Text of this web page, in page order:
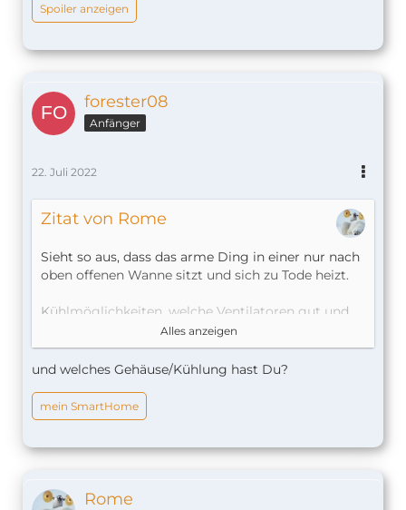
Spoiler anzeigen
forester08
Anfänger
22. Juli 2022
Zitat von Rome
Sieht so aus, dass das arme Ding in einer nur nach
oben offenen Wanne sitzt und sich zu Tode heizt.
Kühlmöglichkeiten, welche Ventilatoren gut und
leise sind wurde hier im Forum mMn an vielen
Stellen schon öfters diskutiert.
Temperaturen draußen auf max. 34 °C.
Alles anzeigen
und welches Gehäuse/Kühlung hast Du?
mein SmartHome
Rome